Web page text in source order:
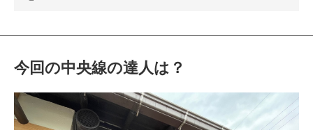
今回の中央線の達人は？